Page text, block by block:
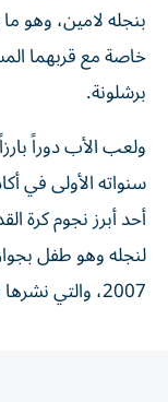
بنجله لامين، وهو
خاصة مع قربهما
برشلونة.
ولعب الأب دوراً
سنواته الأولى في
أحد أبرز نجوم كرة
لنجله وهو طفل
2007، والتي نشرها لاحقاً مع تعليق: «بداية أسطورتين».